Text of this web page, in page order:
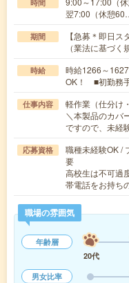
時間
翌7:00（休憩
期間
【急募＊即日
（業法に基づく
時給
時給1266～
OK！ ■初勤務
仕事内容
軽作業（仕分け
＼本製品のカバ
ですので、未経
応募資格
職種未経験OK /
要
高校生は不可過
帯電話をお持ち
職場の雰囲気
年齢層
20代
男女比率